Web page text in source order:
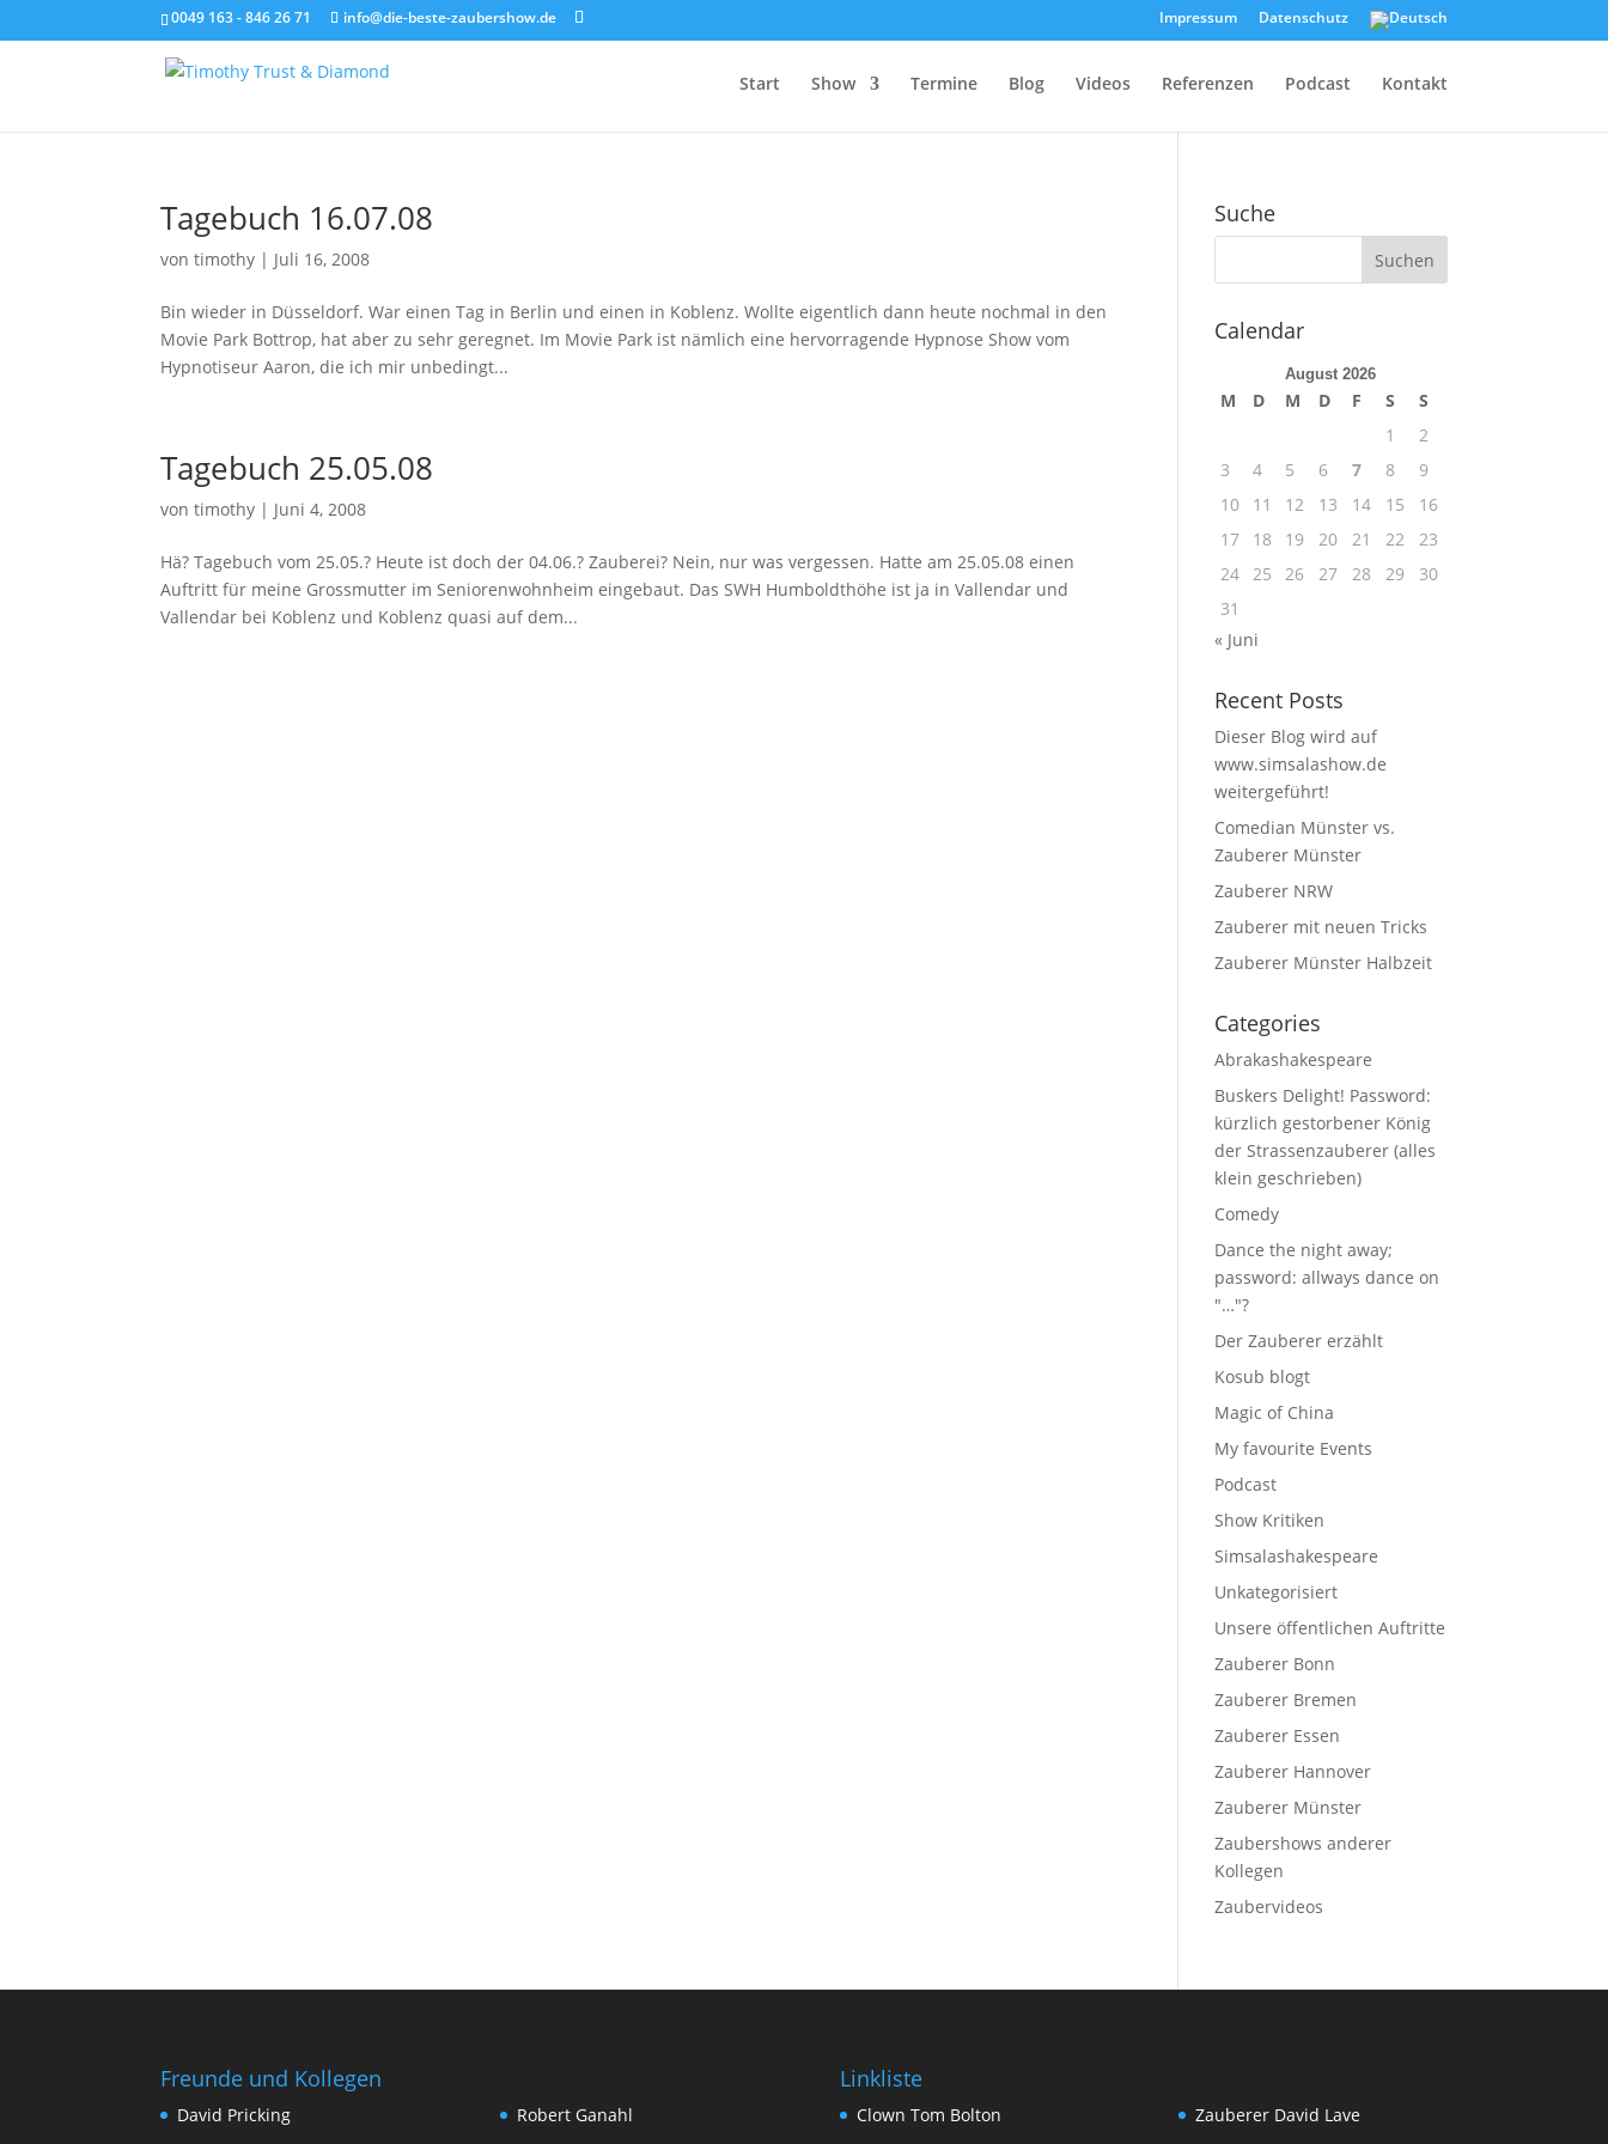
0049 163 - 846 26 71 info@die-beste-zaubershow.de Impressum Datenschutz
Start Show Termine Blog Videos Referenzen Podcast Kontakt
Tagebuch 16.07.08
vontimothy | Juli 16, 2008
Bin wieder in Düsseldorf. War einen Tag in Berlin und einen in Koblenz. Wollte eigentlich dann heute nochmal in den
Movie Park Bottrop, hat aber zu sehr geregnet. Im Movie Park ist nämlich eine hervorragende Hypnose Show vom
Hypnotiseur Aaron, die ich mir unbedingt...
Tagebuch 25.05.08
vontimothy | Juni 4, 2008
Hä? Tagebuch vom 25.05.? Heute ist doch der 04.06.? Zauberei? Nein, nur was vergessen. Hatte am 25.05.08 einen
Auftritt für meine Grossmutter im Seniorenwohnheim eingebaut. Das SWH Humboldthöhe ist ja in Vallendar und
Vallendar bei Koblenz und Koblenz quasi auf dem...
Suche
Calendar
August 2026
M D M D F S
S
1
2
3
4 5 6 7 8
9
10
11 12 13 14 15
16
17
18 19 20 21 22
23
24 25 26 27 28 29
30
31
« Juni
Recent Posts
Dieser Blog wird auf
www.simsalashow.de
weitergeführt!
Comedian Münster vs.
Zauberer Münster
Zauberer NRW
Zauberer mit neuen Tricks
Zauberer Münster Halbzeit
Categories
Abrakashakespeare
Buskers Delight! Password:
kürzlich gestorbener König
der Strassenzauberer (alles
klein geschrieben)
Comedy
Dance the night away;
password: allways dance on
"…"?
Der Zauberer erzählt
Kosub blogt
Magic of China
My favourite Events
Podcast
Show Kritiken
Simsalashakespeare
Unkategorisiert
Unsere öffentlichen Auftritte
Zauberer Bonn
Zauberer Bremen
Zauberer Essen
Zauberer Hannover
Zauberer Münster
Zaubershows anderer
Kollegen
Zaubervideos
Freunde und Kollegen
David Pricking
Robert Ganahl
Linkliste
Clown Tom Bolton
Zauberer David Lave